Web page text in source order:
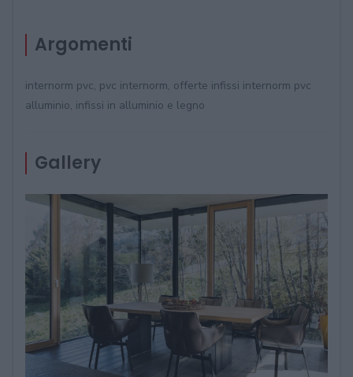
Argomenti
internorm pvc, pvc internorm, offerte infissi internorm pvc
alluminio, infissi in alluminio e legno
Gallery